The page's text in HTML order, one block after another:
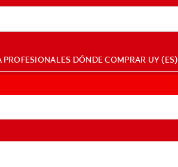
PROFESIONALES DÓNDE COMPRAR UY (ES)